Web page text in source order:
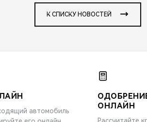
К СПИСКУ НОВОСТЕЙ
автомобиль
ОНЛАЙН
Рассчитайте